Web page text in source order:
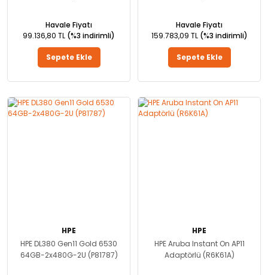
Havale Fiyatı
99.136,80 TL (%3 indirimli)
Sepete Ekle
Havale Fiyatı
159.783,09 TL (%3 indirimli)
Sepete Ekle
HPE
HPE DL380 Gen11 Gold 6530
64GB-2x480G-2U (P81787)
HPE
HPE Aruba Instant On AP11
Adaptörlü (R6K61A)